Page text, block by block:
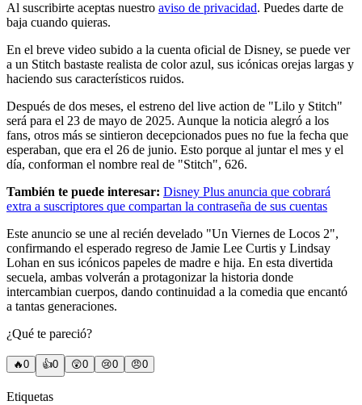
Al suscribirte aceptas nuestro aviso de privacidad. Puedes darte de
baja cuando quieras.
En el breve video subido a la cuenta oficial de Disney, se puede ver
a un Stitch bastaste realista de color azul, sus icónicas orejas largas y
haciendo sus característicos ruidos.
Después de dos meses, el estreno del live action de "Lilo y Stitch"
será para el 23 de mayo de 2025. Aunque la noticia alegró a los
fans, otros más se sintieron decepcionados pues no fue la fecha que
esperaban, que era el 26 de junio. Esto porque al juntar el mes y el
día, conforman el nombre real de "Stitch", 626.
También te puede interesar: Disney Plus anuncia que cobrará
extra a suscriptores que compartan la contraseña de sus cuentas
Este anuncio se une al recién develado "Un Viernes de Locos 2",
confirmando el esperado regreso de Jamie Lee Curtis y Lindsay
Lohan en sus icónicos papeles de madre e hija. En esta divertida
secuela, ambas volverán a protagonizar la historia donde
intercambian cuerpos, dando continuidad a la comedia que encantó
a tantas generaciones.
¿Qué te pareció?
🔥0 👍0 😲0 😢0 😠0
Etiquetas